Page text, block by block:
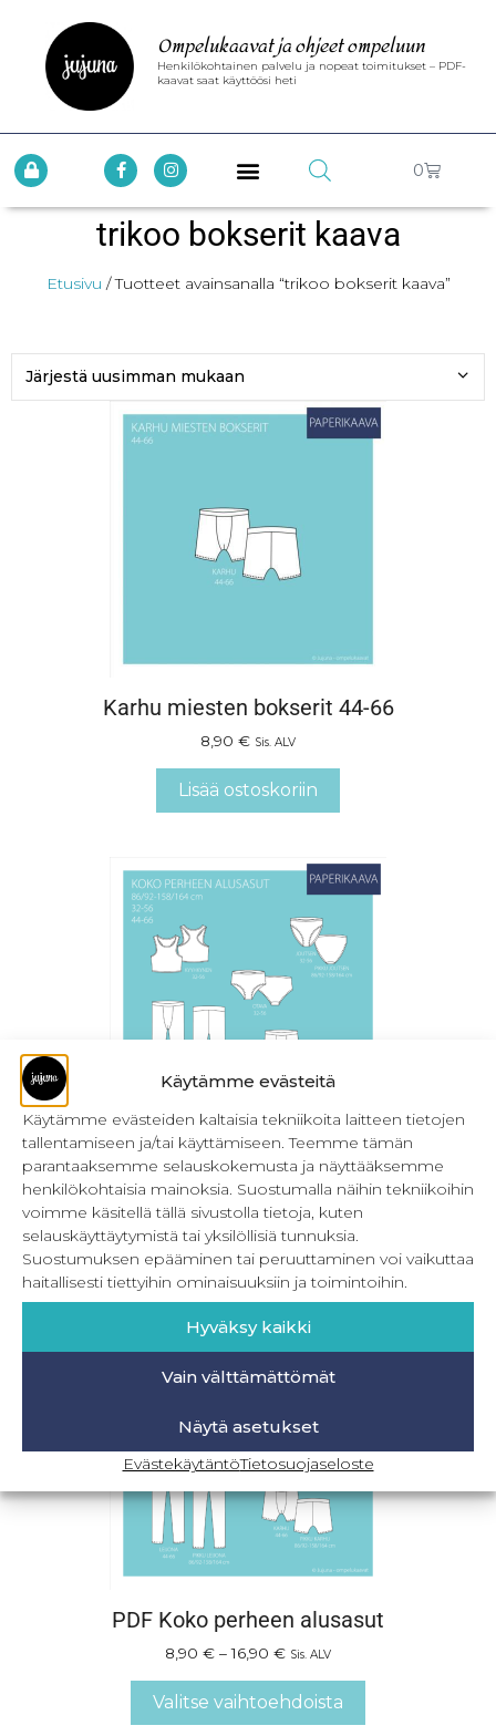
Käytämme evästeitä
Käytämme evästeiden kaltaisia tekniikoita laitteen tietojen
tallentamiseen ja/tai käyttämiseen. Teemme tämän
parantaaksemme selauskokemusta ja näyttääksemme
henkilökohtaisia mainoksia. Suostumalla näihin tekniikoihin
voimme käsitellä tällä sivustolla tietoja, kuten
selauskäyttäytymistä tai yksilöllisiä tunnuksia.
Suostumuksen epääminen tai peruuttaminen voi vaikuttaa
haitallisesti tiettyihin ominaisuuksiin ja toimintoihin.
Hyväksy kaikki
Vain välttämättömät
Näytä asetukset
EvästekäytäntöTietosuojaseloste
Ompelukaavat ja ohjeet ompeluun
Henkilökohtainen palvelu ja nopeat toimitukset – PDF-
kaavat saat käyttöösi heti
0
trikoo bokserit kaava
Etusivu / Tuotteet avainsanalla “trikoo bokserit kaava”
Karhu miesten bokserit 44-66
8,90 € Sis. ALV
Lisää ostoskoriin
Koko perheen alusasut
24,90€ Sis. ALV
Lisää ostoskoriin
PDF Koko perheen alusasut
8,90 € – 16,90 € Sis. ALV
Valitse vaihtoehdoista